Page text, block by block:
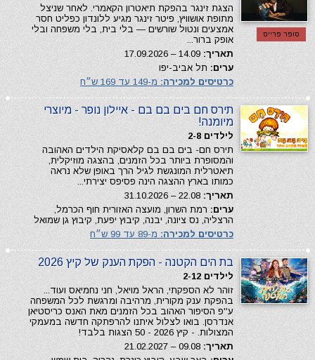
סופר פרייס
הצגת זינגר בהפקת תיאטרון הקאמרי. לאחר שניצל
מתופת אושוויץ, פיטר זינגר מגיע ללונדון כפליט חסר
אמצעים ונטול שורשים — בלי בית, בלי משפחה ובלי
אופק ברור...
תאריך:
ערים: תל אביב-יפו
כרטיסים למכירה: מ-149 עד 169 ש״ח
תירס חם בים בם בם - איילון נופר - מיוצרי
מיומנה!
לילדים 2-8
תירס חם- בים בם בם קלאסיקת הילדים האהובה
והמסופרת ביותר בכל הזמנים, בהצגה מוזיקלית,
תיאטרלית המונגשת לגיל הרך באופן שלא נראה
כמותו בארץ ההצגה הינה פסיפס יצירתי...
תאריך:
ערים: רמת השרון, מועצה האזורית חוף הכרמל,
הרצליה, נס ציונה, יבנה, קיבוץ יפעת, קיבוץ גן שמואל
כרטיסים למכירה: מ-89 עד 99 ש״ח
בת הים הקטנה - הפקת הענק של קיץ 2026
לילדים 2-12
זוהר לא הספקתי, הראל מויאל, חני נחמיאס ועוד...
בהפקת ענק מקורית, מרהיבה ומרגשת לכל המשפחה
ע''פ הסיפור האהוב בכל הזמנים מאת האנס כריסטיאן
אנדרסן. בואו לצלול איתנו להרפתקה חדשה במעמקי
המצולות. - קיץ 2026 - 50 הצגות בלבד!
תאריך: